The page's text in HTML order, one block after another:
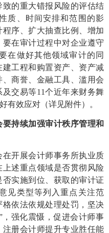
的重大错报风险的评估结
质、时间安排和范围的影
序、扩大抽查比例、增加
在审计过程中对企业遵守
在做好其他领域审计的同
工程和购置资产、资产减
商誉、金融工具、滥用会
及交易等11个近年来财务舞
有效应对（详见附件）。
持续加强审计秩序管理和
开展会计师事务所执业质
述重点领域是否贯彻风险
实施到位、获取的审计证
见类型等列入重点关注范
依法依规处理处罚，坚决
，强化震慑，促进会计师事
册会计师提升专业胜任能